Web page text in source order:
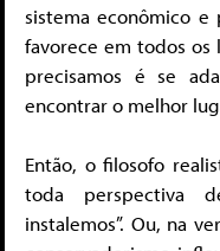
sistema econômico e
favorece em todos os
precisamos é se
encontrar o melhor
Então, o filosofo
toda perspectiva
instalemos”. Ou, na